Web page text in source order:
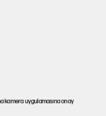
kamera uygulamasına onay